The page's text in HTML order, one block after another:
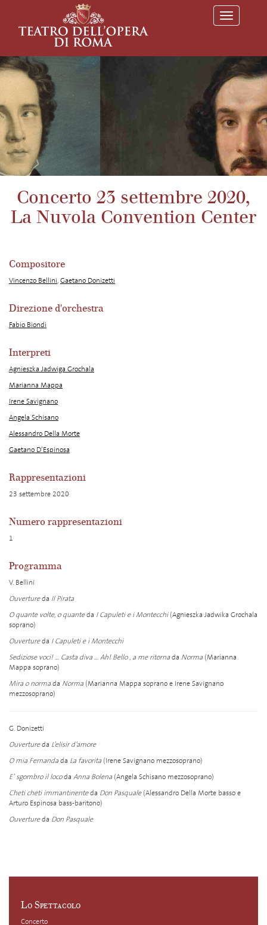
T
o
l
n
i
g
a
n
Concerto 23 settembre 2020,
La Nuvola Convention Center
Compositore
Vincenzo Bellini,Gaetano Donizetti
Direzione d'orchestra
Fabio Biondi
Interpreti
Agnieszka Jadwiga Grochala
Marianna Mappa
Irene Savignano
Angela Schisano
Alessandro Della Morte
Gaetano D’Espinosa
Rappresentazioni
23 settembre 2020
Numero rappresentazioni
1
Programma
V. Bellini
Ouvertureda Il Pirata
O quante volte, o quanteda I Capuleti e i Montecchi(Agnieszka Jadwika Grochala
soprano)
Ouvertureda I Capuleti e i Montecchi
Sediziose voci! … Casta diva … Ah! Bello , a me ritornada Norma (Marianna
Mappa soprano)
Mira o normada Norma (Marianna Mappa soprano e Irene Savignano
mezzosoprano)
G. Donizetti
Ouvertureda L’elisir d’amore
O mia Fernandada La favorita (Irene Savignano mezzosoprano)
E’ sgombro il locoda Anna Bolena (Angela Schisano mezzosoprano)
Cheti cheti immantinenteda Don Pasquale(Alessandro Della Morte basso e
Arturo Espinosa bass-baritono)
Ouvertureda Don Pasquale
Lo Spettacolo
Concerto